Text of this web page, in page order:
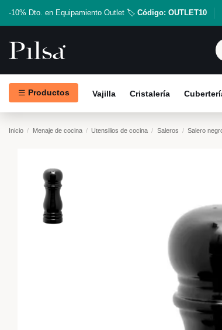
-10% Dto. en Equipamiento Outlet 🏷️ Código: OUTLET10
Productos Vajilla Cristalería
Inicio Menaje de cocina Utensilios de cocina Saleros Salero